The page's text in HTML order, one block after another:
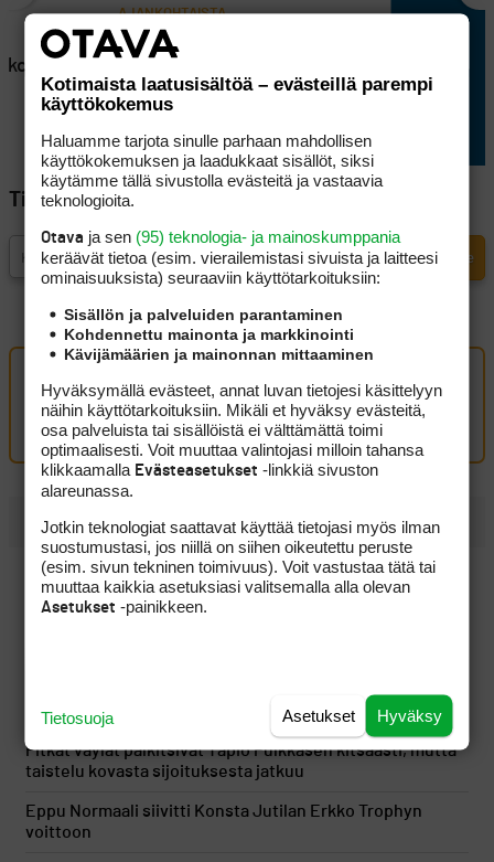
AJANKOHTAISTA
Lappajärvellä kisataan
erikoisessa golftriathlonissa
Tilaa Golfpisteen uutiskirje
Oma kommentti
Kirjaudu sisään kommentoidaksesi
UUSIMMAT
Tapio Pulkkanen iski mainion tulossarjan, mutta kunnon
tykitys jäi puuttumaan
Onko tässä vuoden kiinnostavin väyläpuu pitkille
lähestymisille?
Pitkät väylät palkitsivat Tapio Pulkkasen kitsaasti, mutta
taistelu kovasta sijoituksesta jatkuu
Eppu Normaali siivitti Konsta Jutilan Erkko Trophyn
voittoon
Kotimaista laatusisältöä – evästeillä parempi
käyttökokemus
Haluamme tarjota sinulle parhaan mahdollisen
käyttökokemuksen ja laadukkaat sisällöt, siksi
käytämme tällä sivustolla evästeitä ja vastaavia
teknologioita.
Otava ja sen (95) teknologia- ja mainoskumppania
keräävät tietoa (esim. vierailemis­tasi sivuista ja laitteesi
ominaisuuk­sista) seuraaviin käyttötarkoituksiin:
Sisällön ja palveluiden parantaminen
Kohdennettu mainonta ja markkinointi
Kävijämäärien ja mainonnan mittaaminen
Hyväksymällä evästeet, annat luvan tietojesi käsittelyyn
näihin käyttötarkoituksiin. Mikäli et hyväksy evästeitä,
osa palveluista tai sisällöistä ei välttämättä toimi
optimaalisesti. Voit muuttaa valintojasi milloin tahansa
klikkaamalla Evästeasetukset -linkkiä sivuston
alareunassa.
Jotkin teknologiat saattavat käyttää tietojasi myös ilman
suostumustasi, jos niillä on siihen oikeutettu peruste
(esim. sivun tekninen toimivuus). Voit vastustaa tätä tai
muuttaa kaikkia asetuksiasi valitsemalla alla olevan
Asetukset -painikkeen.
Hyväksy
Asetukset
Tietosuoja